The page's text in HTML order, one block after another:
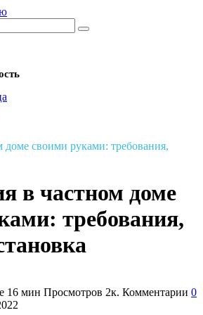
доме своими руками: требования,
в частном доме
требования,
16 мин Просмотров 2к. Комментарии 0